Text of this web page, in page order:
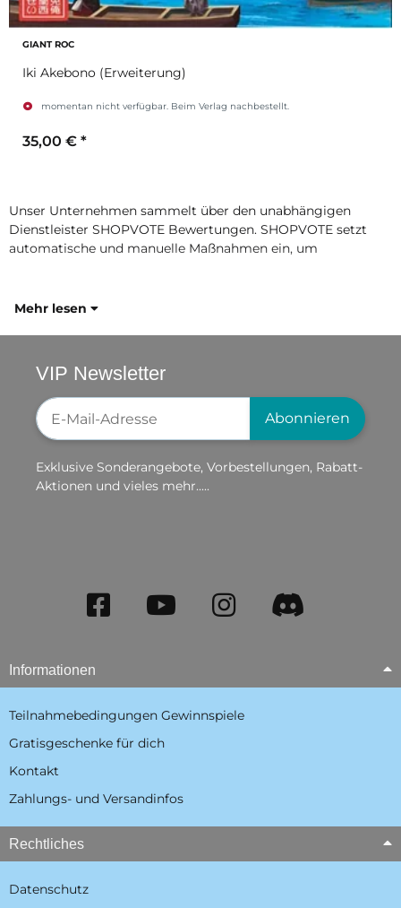
GIANT ROC
Iki Akebono (Erweiterung)
momentan nicht verfügbar. Beim Verlag nachbestellt.
35,00 € *
Unser Unternehmen sammelt über den unabhängigen
Dienstleister SHOPVOTE Bewertungen. SHOPVOTE setzt
automatische und manuelle Maßnahmen ein, um
Mehr lesen
VIP Newsletter
Newsletter-Registrierung
Abonnieren
Exklusive Sonderangebote, Vorbestellungen, Rabatt-
Aktionen und vieles mehr.....
Informationen
Teilnahmebedingungen Gewinnspiele
Gratisgeschenke für dich
Kontakt
Zahlungs- und Versandinfos
Rechtliches
Datenschutz